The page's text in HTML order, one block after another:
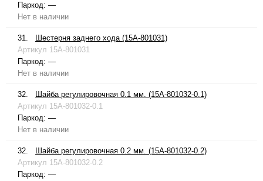
Паркод: —
Нет в наличии
31.
Шестерня заднего хода (15A-801031)
Артикул 15A-801031
Паркод: —
Нет в наличии
32.
Шайба регулировочная 0.1 мм. (15A-801032-0.1)
Артикул 15A-801032-0.1
Паркод: —
Нет в наличии
32.
Шайба регулировочная 0.2 мм. (15A-801032-0.2)
Артикул 15A-801032-0.2
Паркод: —